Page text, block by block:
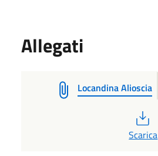
Allegati
Locandina Alioscia
Scarica